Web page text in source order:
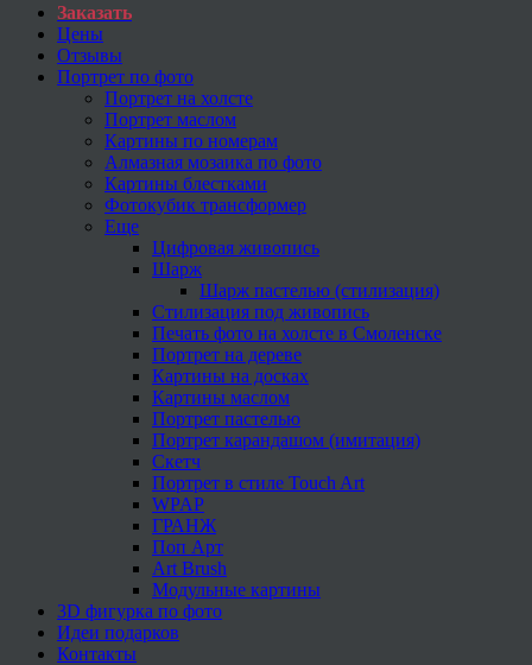
Заказать
Цены
Отзывы
Портрет по фото
Портрет на холсте
Портрет маслом
Картины по номерам
Алмазная мозаика по фото
Картины блестками
Фотокубик трансформер
Еще
Цифровая живопись
Шарж
Шарж пастелью (стилизация)
Стилизация под живопись
Печать фото на холсте в Смоленске
Портрет на дереве
Картины на досках
Картины маслом
Портрет пастелью
Портрет карандашом (имитация)
Скетч
Портрет в стиле Touch Art
WPAP
ГРАНЖ
Поп Арт
Art Brush
Модульные картины
3D фигурка по фото
Идеи подарков
Контакты